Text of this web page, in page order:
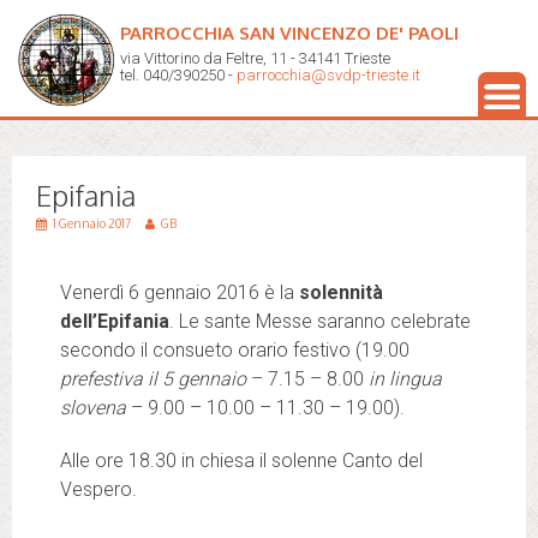
PARROCCHIA SAN VINCENZO DE' PAOLI
via Vittorino da Feltre, 11 - 34141 Trieste
tel. 040/390250 - parrocchia@svdp-trieste.it
Epifania
1 Gennaio 2017 GB
Venerdì 6 gennaio 2016 è la solennità
dell’Epifania. Le sante Messe saranno celebrate
secondo il consueto orario festivo (19.00
prefestiva il 5 gennaio– 7.15 – 8.00 in lingua
slovena – 9.00 – 10.00 – 11.30 – 19.00).
Alle ore 18.30 in chiesa il solenne Canto del
Vespero.